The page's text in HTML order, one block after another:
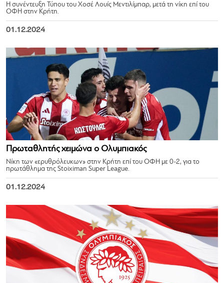
Η συνέντευξη Τύπου του Χοσέ Λουίς Μεντιλίμπαρ, μετά τη νίκη επί του
ΟΦΗ στην Κρήτη.
01.12.2024
Πρωταθλητής χειμώνα ο Ολυμπιακός
Νίκη των «ερυθρόλευκων» στην Κρήτη επί του ΟΦΗ με 0-2, για το
πρωτάθλημα της Stoiximan Super League.
01.12.2024